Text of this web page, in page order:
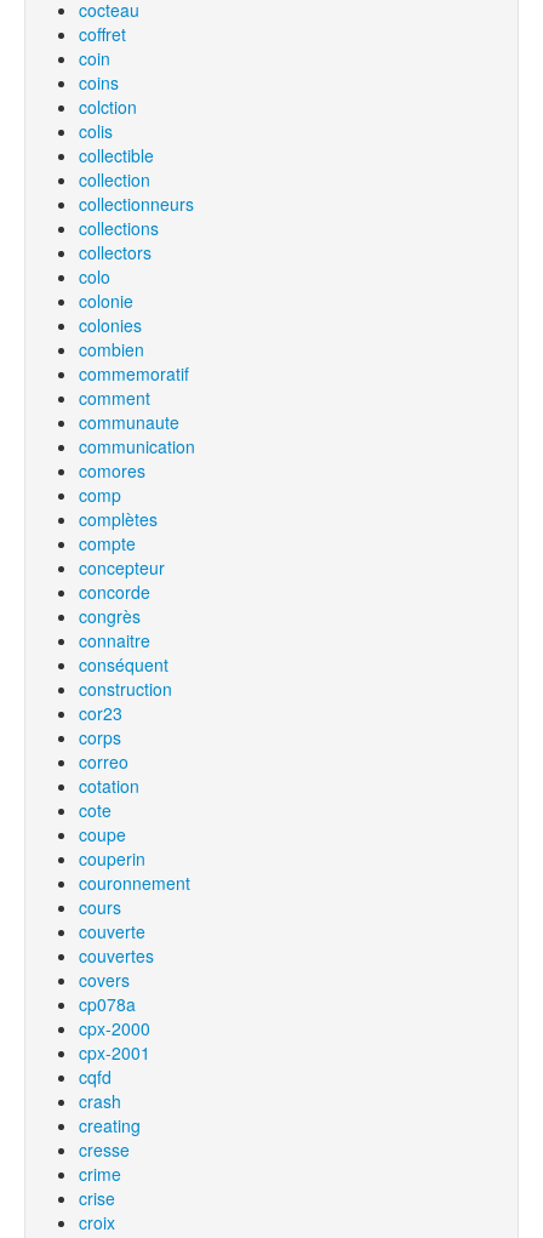
cocteau
coffret
coin
coins
colction
colis
collectible
collection
collectionneurs
collections
collectors
colo
colonie
colonies
combien
commemoratif
comment
communaute
communication
comores
comp
complètes
compte
concepteur
concorde
congrès
connaitre
conséquent
construction
cor23
corps
correo
cotation
cote
coupe
couperin
couronnement
cours
couverte
couvertes
covers
cp078a
cpx-2000
cpx-2001
cqfd
crash
creating
cresse
crime
crise
croix